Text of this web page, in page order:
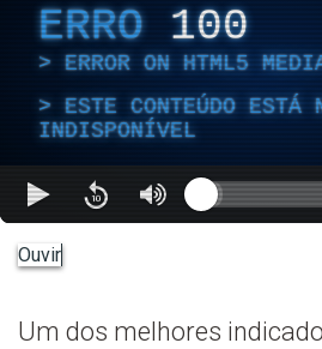
ERRO 100
ERROR ON HTML5
ESTE CONTEÚDO ESTÁ
INDISPONÍVEL
Ouvir
Um dos melhores